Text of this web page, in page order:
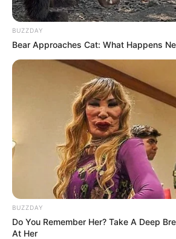
รับข่าวสารเลขมงคล สถิติเลขดัง ดวงรา
พร้อมแนะนำวิธีเสริมด
ลุ้นรับรางวัลจากกิจกรรมเสริมความเป็นม
เปิดสมัครสมาชิก (ฟรี) เร็
LEGAL
นโยบายคุกกี้
นโยบายการคุ้มครองข้อมูลส่วนบุคคล
ติดต่อเรา
เกี่ยวกับเอ็มไทย
BUZZDAY
Bear Approaches Cat: What Happens
BUZZDAY
Do You Remember Her? Take A Deep
At Her